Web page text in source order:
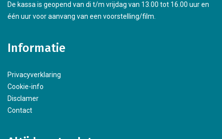
De kassa is geopend van di t/m vrijdag van 13.00 tot 16.00 uur en
één uur voor aanvang van een voorstelling/film.
Informatie
Privacyverklaring
Cookie-info
Disclamer
Contact